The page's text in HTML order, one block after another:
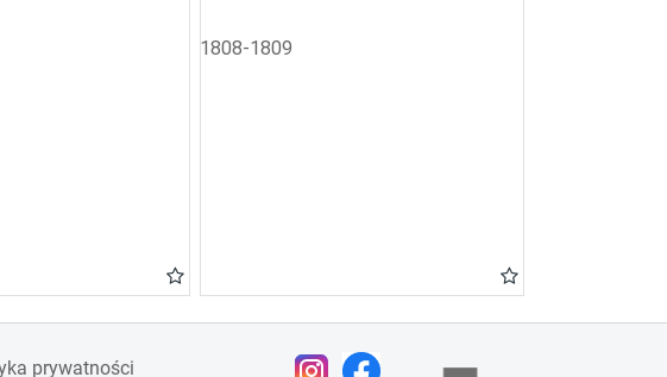
1808-1809
prywatności